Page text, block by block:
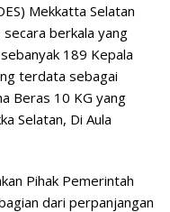
Mekkatta Selatan
berkala yang
189 Kepala
terdata sebagai
Beras 10 KG yang
Selatan, Di Aula
Pihak Pemerintah
dari perpanjangan